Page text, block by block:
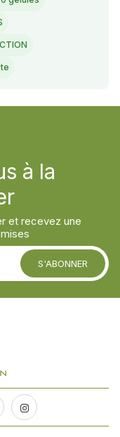
à la
et recevez une
S'ABONNER